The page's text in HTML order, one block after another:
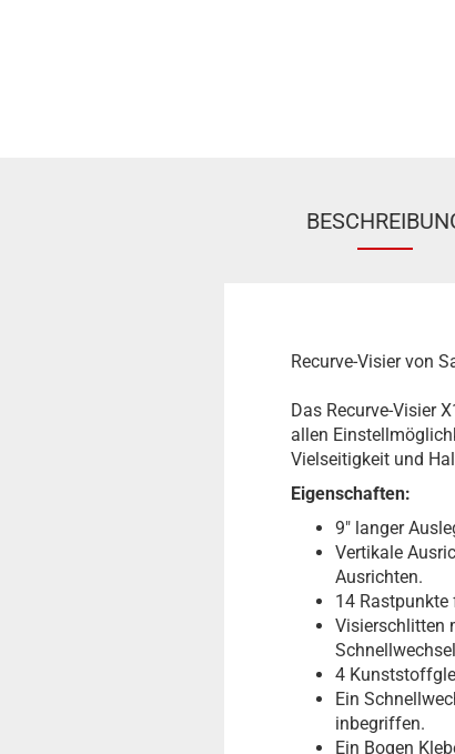
Recurve-Visier von
Das Recurve-Visier
allen
Vielseitigkeit und
Eigenschaften:
9" langer
Vertikale
Ausrichten.
14 Rastpunkte
Visierschlitten
4
Ein
inbegriffen.
Ein Bogen